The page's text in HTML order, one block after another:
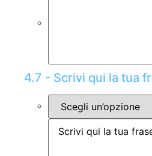
4.7 - Scrivi qui la tua